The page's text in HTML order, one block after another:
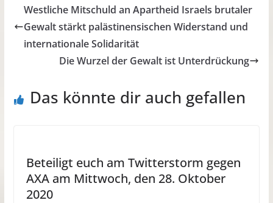
Westliche Mitschuld an Apartheid Israels brutaler
Gewalt stärkt palästinensischen Widerstand und
internationale Solidarität
Die Wurzel der Gewalt ist Unterdrückung
Das könnte dir auch gefallen
Beteiligt euch am Twitterstorm gegen
AXA am Mittwoch, den 28. Oktober
2020